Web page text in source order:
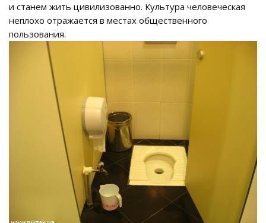
и станем жить цивилизованно. Культура человеческая
неплохо отражается в местах общественного
пользования.